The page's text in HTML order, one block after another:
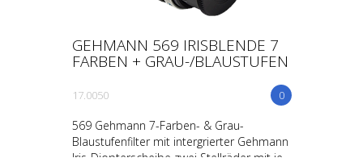
GEHMANN 569 IRISBLENDE 7
FARBEN + GRAU-/BLAUSTUFEN
0
17.0050
569 Gehmann 7-Farben- & Grau-
Blaustufenfilter mit intergrierter Gehmann